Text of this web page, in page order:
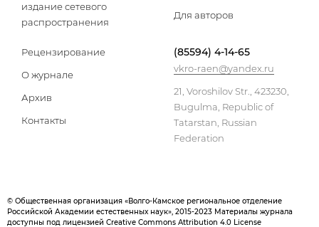
издание сетевого
распространения
Для авторов
Рецензирование
О журнале
Архив
Контакты
(85594) 4-14-65
vkro-raen@yandex.ru
21, Voroshilov Str., 423230,
Bugulma, Republic of
Tatarstan, Russian
Federation
© Общественная организация «Волго-Камское региональное отделение
Российской Академии естественных наук», 2015-2023 Материалы журнала
доступны под лицензией Creative Commons Attribution 4.0 License